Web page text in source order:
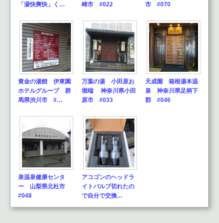
「湯快爽快」く…
崎市 #022
市 #070
黄金の湯館 伊東園
ホテルグループ 群
馬県渋川市 #…
万葉の湯 小田原お
堀端 神奈川県小田
原市 #033
天成園 箱根湯本温
泉 神奈川県足柄下
郡 #046
泉温泉健康センタ
ー 山梨県北杜市
#048
アコゴンのヘッドラ
イトバルブ切れたの
で自分で交換…